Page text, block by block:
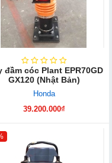
đầm cóc Plant EPR70GD
GX120 (Nhật Bản)
Honda
39.200.000₫